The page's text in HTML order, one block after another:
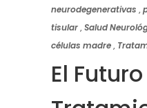
neurodegenerativas ,
tisular,Salud
células madre,
El